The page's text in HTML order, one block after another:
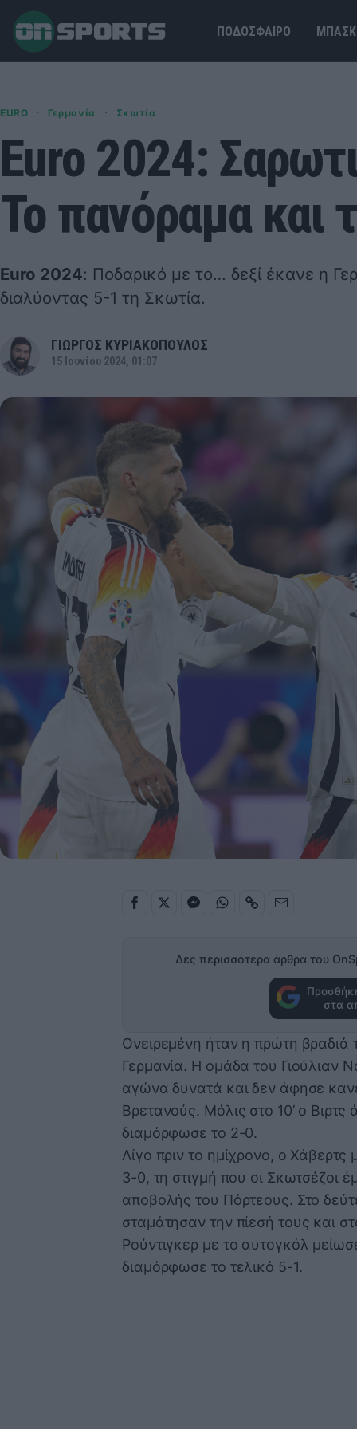
ΠΟΔΟΣΦΑΙΡΟ
EURO · Γερμανία · Σκωτία
Euro 2024:
Το πανόραμα και
Euro 2024: Ποδαρικό με το… δεξί έκανε η
διαλύοντας 5-1 τη Σκωτία.
ΓΙΩΡΓΟΣ ΚΥΡΙΑΚΟΠΟΥΛΟΣ
15 Ιουνίου 2024, 01:07
Δες περισσότερα άρθρα του
στα
Ονειρεμένη ήταν η πρώτη βραδιά
Γερμανία. Η ομάδα του Γιούλιαν
αγώνα δυνατά και δεν άφησε
Βρετανούς. Μόλις στο 10’ ο Βιρτς
διαμόρφωσε το 2-0.
Λίγο πριν το ημίχρονο, ο Χάβερτς
3-0, τη στιγμή που οι Σκωτσέζοι
αποβολής του Πόρτεους. Στο
σταμάτησαν την πίεσή τους και
Ρούντιγκερ με το αυτογκόλ
διαμόρφωσε το τελικό 5-1.